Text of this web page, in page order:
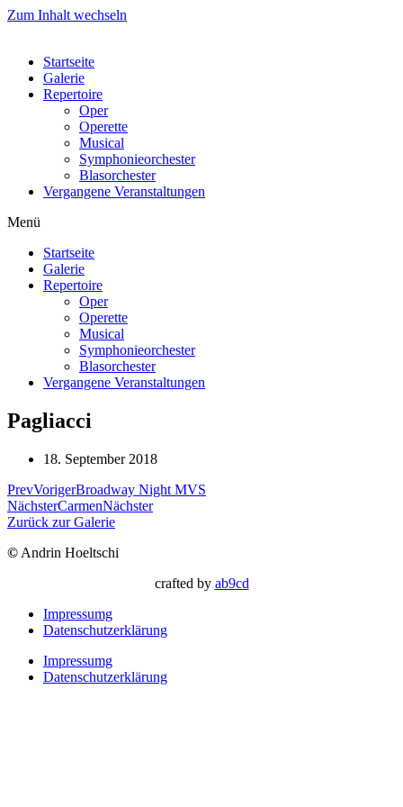
Zum Inhalt wechseln
Startseite
Galerie
Repertoire
Oper
Operette
Musical
Symphonieorchester
Blasorchester
Vergangene Veranstaltungen
Menü
Startseite
Galerie
Repertoire
Oper
Operette
Musical
Symphonieorchester
Blasorchester
Vergangene Veranstaltungen
Pagliacci
18. September 2018
PrevVorigerBroadway Night MVS
NächsterCarmenNächster
Zurück zur Galerie
© Andrin Hoeltschi
crafted by ab9cd
Impressumg
Datenschutzerklärung
Impressumg
Datenschutzerklärung